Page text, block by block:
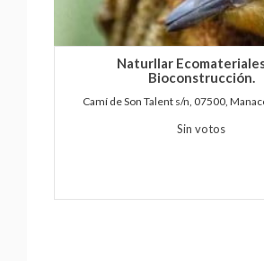
Naturllar Ecomateriales
Bioconstrucción.
Camí de Son Talent s/n, 07500,
Sin votos